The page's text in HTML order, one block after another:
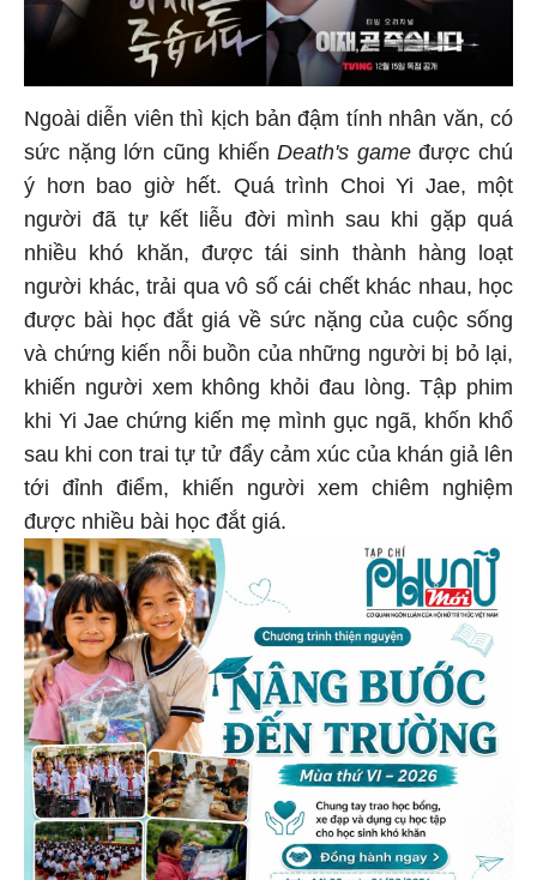
Ngoài diễn viên thì kịch bản đậm tính nhân văn, có
sức nặng lớn cũng khiến Death's gameđược chú
ý hơn bao giờ hết. Quá trình Choi Yi Jae, một
người đã tự kết liễu đời mình sau khi gặp quá
nhiều khó khăn, được tái sinh thành hàng loạt
người khác, trải qua vô số cái chết khác nhau, học
được bài học đắt giá về sức nặng của cuộc sống
và chứng kiến nỗi buồn của những người bị bỏ lại,
khiến người xem không khỏi đau lòng. Tập phim
khi Yi Jae chứng kiến mẹ mình gục ngã, khốn khổ
sau khi con trai tự tử đẩy cảm xúc của khán giả lên
tới đỉnh điểm, khiến người xem chiêm nghiệm
được nhiều bài học đắt giá.